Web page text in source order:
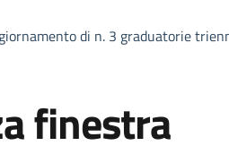
di n. 3 graduatorie
finestra